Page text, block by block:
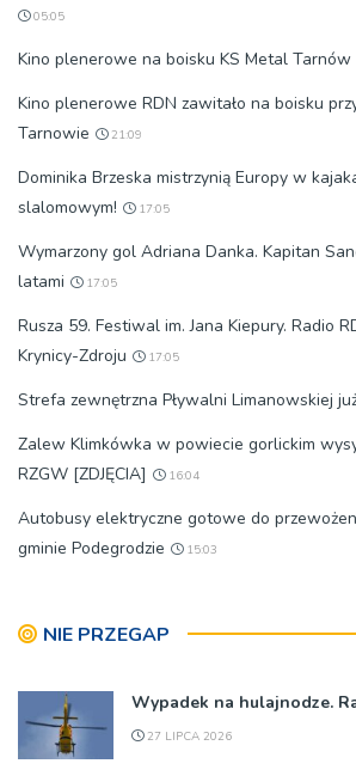
05:05
Kino plenerowe na boisku KS Metal Tarnów
Kino plenerowe RDN zawitało na boisku
Tarnowie
21:09
Dominika Brzeska mistrzynią Europy w
slalomowym!
17:05
Wymarzony gol Adriana Danka. Kapitan
latami
17:05
Rusza 59. Festiwal im. Jana Kiepury. Radio
Krynicy-Zdroju
17:05
Strefa zewnętrzna Pływalni Limanowskiej
Zalew Klimkówka w powiecie gorlickim
RZGW [ZDJĘCIA]
16:04
Autobusy elektryczne gotowe do
gminie Podegrodzie
15:03
NIE PRZEGAP
Wypadek na hulajnodze.
27 LIPCA 2026